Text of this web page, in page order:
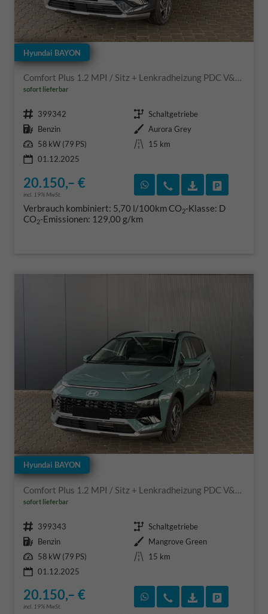
Hyundai BAYON
Comfort Plus 1.2 MPI / Sitz + Lenkradheizung PDC V&H Kamera LED Tempomat Keyless Alu 16"
sofort lieferbar
Fahrzeugnr. 399342 Getriebe Schaltgetriebe
Kraftstoff Benzin Außenfarbe Aurora Grey
Leistung 58 kW (79 PS) Kilometerstand
15 km
01.12.2025
20.150,– €
incl. 19% MwSt.
Rückruf vereinbaren
Wir rufen Sie an
Verbrauch kombiniert: 5,70 l/100kmCO2-Klasse: D
CO2-Emissionen: 129,00 g/km
Hyundai BAYON
Comfort Plus 1.2 MPI / Sitz + Lenkradheizung PDC V&H Kamera LED Tempomat Keyless Alu 16"
sofort lieferbar
Fahrzeugnr. 399343 Getriebe Schaltgetriebe
Kraftstoff Benzin Außenfarbe Mangrove Green
Leistung 58 kW (79 PS) Kilometerstand
15 km
01.12.2025
20.150,– €
incl. 19% MwSt.
Rückruf vereinbaren
Wir rufen Sie an